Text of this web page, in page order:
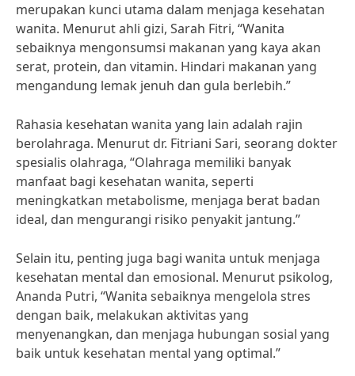
merupakan kunci utama dalam menjaga kesehatan
wanita. Menurut ahli gizi, Sarah Fitri, “Wanita
sebaiknya mengonsumsi makanan yang kaya akan
serat, protein, dan vitamin. Hindari makanan yang
mengandung lemak jenuh dan gula berlebih.”
Rahasia kesehatan wanita yang lain adalah rajin
berolahraga. Menurut dr. Fitriani Sari, seorang dokter
spesialis olahraga, “Olahraga memiliki banyak
manfaat bagi kesehatan wanita, seperti
meningkatkan metabolisme, menjaga berat badan
ideal, dan mengurangi risiko penyakit jantung.”
Selain itu, penting juga bagi wanita untuk menjaga
kesehatan mental dan emosional. Menurut psikolog,
Ananda Putri, “Wanita sebaiknya mengelola stres
dengan baik, melakukan aktivitas yang
menyenangkan, dan menjaga hubungan sosial yang
baik untuk kesehatan mental yang optimal.”